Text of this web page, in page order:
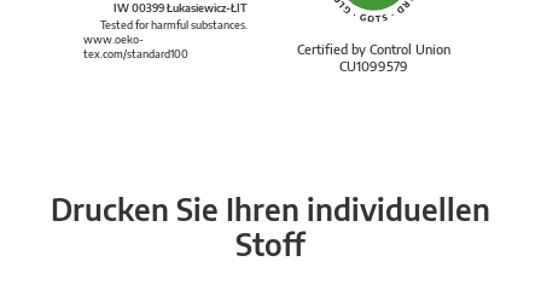
Certified by Control Union
CU1099579
IW 00399 Łukasiewicz-ŁIT
Tested for harmful substances.
www.oeko-
tex.com/standard100
Drucken Sie Ihren individuellen
Stoff